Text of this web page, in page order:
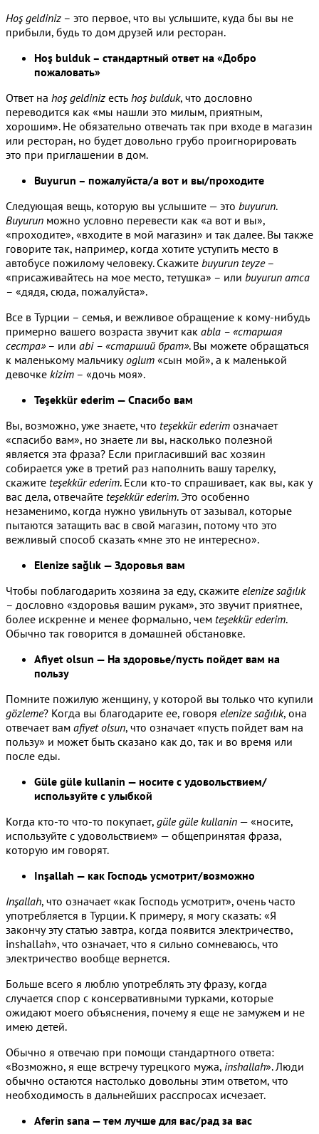
Hoş geldiniz – это первое, что вы услышите, куда бы вы не
прибыли, будь то дом друзей или ресторан.
Hoş bulduk – стандартный ответ на «Добро
пожаловать»
Ответ на hoş geldiniz есть hoş bulduk, что дословно
переводится как «мы нашли это милым, приятным,
хорошим». Не обязательно отвечать так при входе в магазин
или ресторан, но будет довольно грубо проигнорировать
это при приглашении в дом.
Buyurun – пожалуйста/а вот и вы/проходите
Следующая вещь, которую вы услышите — это buyurun.
Buyurun можно условно перевести как «а вот и вы»,
«проходите», «входите в мой магазин» и так далее. Вы также
говорите так, например, когда хотите уступить место в
автобусе пожилому человеку. Скажите buyurun teyze–
«присаживайтесь на мое место, тетушка» – или buyurun amca
– «дядя, сюда, пожалуйста».
Все в Турции – семья, и вежливое обращение к кому-нибудь
примерно вашего возраста звучит как abla – «старшая
сестра»– или abi – «старший брат». Вы можете обращаться
к маленькому мальчикуoglum «сын мой», а к маленькой
девочке kizim – «дочь моя».
Teşekkür ederim — Спасибо вам
Вы, возможно, уже знаете, что teşekkür ederim означает
«спасибо вам», но знаете ли вы, насколько полезной
является эта фраза? Если пригласивший вас хозяин
собирается уже в третий раз наполнить вашу тарелку,
скажите teşekkür ederim. Если кто-то спрашивает, как вы, как у
вас дела, отвечайте teşekkür ederim. Это особенно
незаменимо, когда нужно увильнуть от зазывал, которые
пытаются затащить вас в свой магазин, потому что это
вежливый способ сказать «мне это не интересно».
Elenize sağlık — Здоровья вам
Чтобы поблагодарить хозяина за еду, скажите elenize sağılık
– дословно «здоровья вашим рукам», это звучит приятнее,
более искренне и менее формально, чем teşekkür ederim.
Обычно так говорится в домашней обстановке.
Afiyet olsun — На здоровье/пусть пойдет вам на
пользу
Помните пожилую женщину, у которой вы только что купили
gözleme? Когда вы благодарите ее, говоря elenize sağılık, она
отвечает вам afiyet olsun, что означает «пусть пойдет вам на
пользу» и может быть сказано как до, так и во время или
после еды.
Güle güle kullanin — носите с удовольствием/
используйте с улыбкой
Когда кто-то что-то покупает, güle güle kullanin — «носите,
используйте с удовольствием» — общепринятая фраза,
которую им говорят.
Inşallah — как Господь усмотрит/возможно
Inşallah, что означает «как Господь усмотрит», очень часто
употребляется в Турции. К примеру, я могу сказать: «Я
закончу эту статью завтра, когда появится электричество,
inshallah», что означает, что я сильно сомневаюсь, что
электричество вообще вернется.
Больше всего я люблю употреблять эту фразу, когда
случается спор с консервативными турками, которые
ожидают моего объяснения, почему я еще не замужем и не
имею детей.
Обычно я отвечаю при помощи стандартного ответа:
«Возможно, я еще встречу турецкого мужа, inshallah». Люди
обычно остаются настолько довольны этим ответом, что
необходимость в дальнейших расспросах исчезает.
Aferin sana — тем лучше для вас/рад за вас